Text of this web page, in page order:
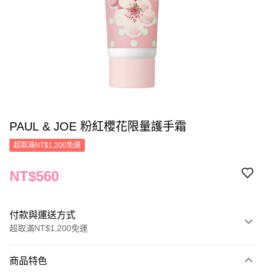
PAUL & JOE 粉紅櫻花限量護手霜
超取滿NT$1,200免運
NT$560
付款與運送方式
超取滿NT$1,200免運
信用卡一次付款
商品特色